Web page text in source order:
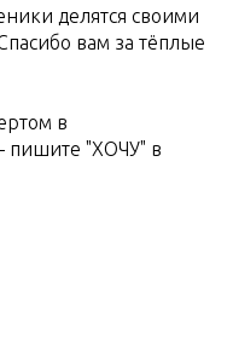
делятся своими
вам за тёплые
в
пишите "ХОЧУ" в